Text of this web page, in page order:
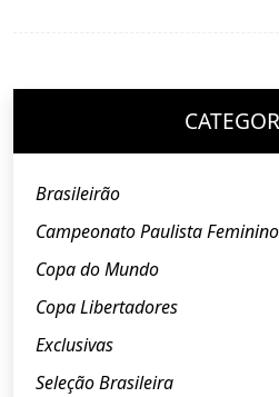
Brasileirão
Campeonato Paulista Feminino
Copa do Mundo
Copa Libertadores
Exclusivas
Seleção Brasileira